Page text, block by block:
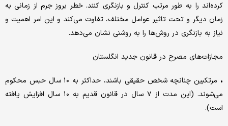
کرده‌اند را به طور مرتب کنترل و بازنگری کنند. خطر بروز جرم از زمانی به
زمان دیگر و تحت تاثیر عوامل مختلف، تفاوت می‌کند و این امر اهمیت و
نیاز به بازنگری در روش‌ها را به روشنی نشان می‌دهد.
مجازات‌های مصرح در قانون جدید انگلستان
• مرتکبین چنانچه شخص حقیقی باشند، حداکثر به ۱۰ سال حبس محکوم
می‌شوند. (این مدت از ۷ سال در قانون قدیم به ۱۰ سال افزایش یافته
است).